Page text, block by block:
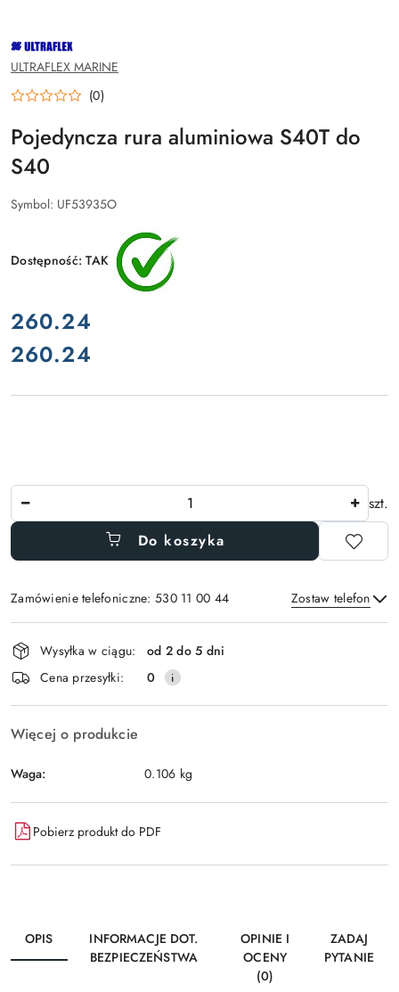
NAZWA
PRODUCENTA:
ULTRAFLEX
ULTRAFLEX MARINE
(0)
Pojedyncza rura aluminiowa S40T do
S40
Symbol: UF53935O
Dostępność:TAK
cena:
260.24
Cena:
260.24
szt.
Do koszyka
Zamówienie telefoniczne: 530 11 00 44 Zostaw telefon
Wyślij
Dostępność
i
dostawa
Wysyłka w ciągu:
od 2 do 5 dni
Cena przesyłki:
0
Więcej o produkcie
Waga: 0.106 kg
Pobierz produkt do PDF
OPIS
INFORMACJE DOT.
BEZPIECZEŃSTWA
OPINIE I
OCENY
(0)
ZADAJ
PYTANIE